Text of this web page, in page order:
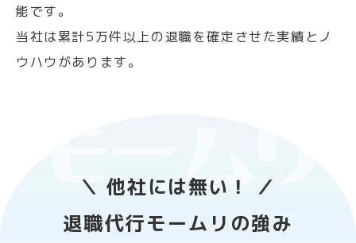
能です。
当社は累計5万件以上の退職を確定させた実績とノ
ウハウがあります。
＼ 他社には無い！ ／
退職代行モームリの強み